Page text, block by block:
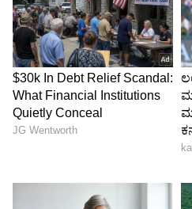
ಹಾಕುತ್ತಾ ವಿವರಿಸಿದ್ದಾರೆ.
ಒಟ್ಟಿನಲ್ಲಿ, 'ಜಯಂ' ರವಿ ಅವರ
ಸಂಕಷ್ಟದ ಸುಳಿಯಲ್ಲಿದೆ.
ಕಾಣಿಸಿಕೊಳ್ಳುವ ನಟನ
ಬೇಗನೆ ಈ ಸಂಕಷ್ಟದಿಂದ